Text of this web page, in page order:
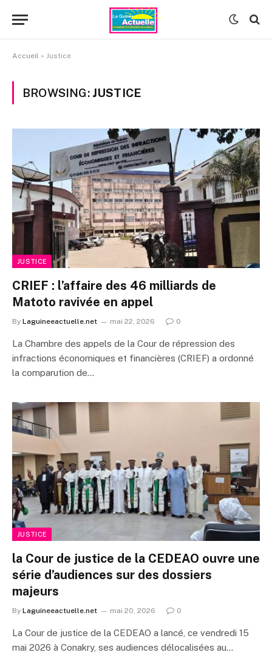
Accueil » Justice
BROWSING: JUSTICE
JUSTICE
CRIEF : l’affaire des 46 milliards de
Matoto ravivée en appel
By Laguineeactuelle.net mai 22, 2026 0
La Chambre des appels de la Cour de répression des
infractions économiques et financières (CRIEF) a ordonné
la comparution de…
JUSTICE
la Cour de justice de la CEDEAO ouvre une
série d’audiences sur des dossiers
majeurs
By Laguineeactuelle.net mai 20, 2026 0
La Cour de justice de la CEDEAO a lancé, ce vendredi 15
mai 2026 à Conakry, ses audiences délocalisées au…